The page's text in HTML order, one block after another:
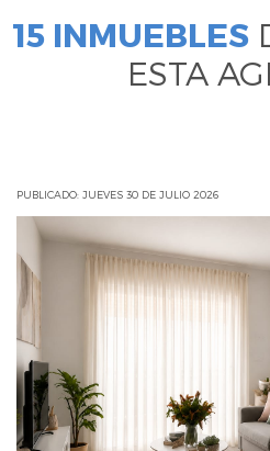
15 INMUEBLES
ESTA
PUBLICADO: JUEVES 30 DE JULIO 2026